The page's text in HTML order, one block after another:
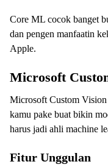
Core ML cocok banget
dan pengen manfaatin
Apple.
Microsoft
Microsoft Custom
kamu pake buat bikin
harus jadi ahli machine
Fitur Unggulan